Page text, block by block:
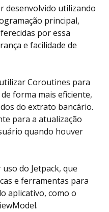
desenvolvido utilizando
principal,
por essa
e facilidade de
Coroutines para
forma mais eficiente,
do extrato bancário.
para a atualização
quando houver
do Jetpack, que
e ferramentas para
aplicativo, como o